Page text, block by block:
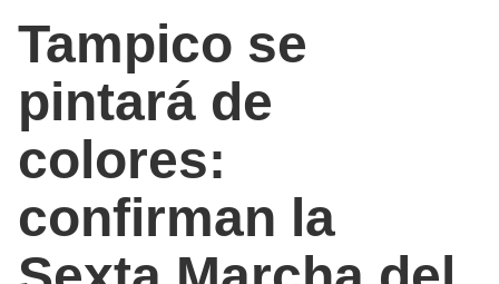
Tampico se
pintará de
colores:
confirman la